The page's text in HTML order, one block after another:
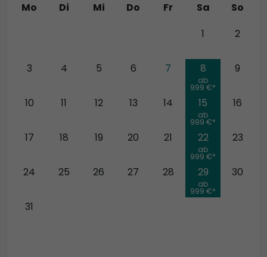
Mo Di Mi Do Fr Sa
So
1 2
3 4 5 6 7
ab
999 €*
8 9
10 11 12 13 14
ab
999 €*
15 16
17 18 19 20 21
ab
999 €*
22 23
24 25 26 27 28
ab
999 €*
29 30
31